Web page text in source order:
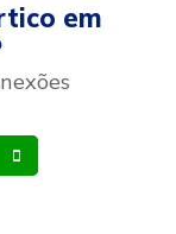
em
Whatsapp